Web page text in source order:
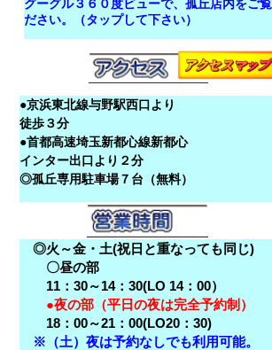
●京浜東北線与野駅西口より
徒歩３分
●首都高速埼玉新都心線新都心
インター出口より２分
◎孤丘専用駐車場７台（無料）
グーグル３６０度ビューで、孤丘店内をご覧
ださい。（タップして下さい）
◎火～金・土(祝日と重なっても同じ)
〇昼の部
11：30～14：30(LO 14：00）
●夜の部（平日の夜は完全予約制）
18：00～21：00(LO20：30)
※（土）夜は予約なしでも利用可能。